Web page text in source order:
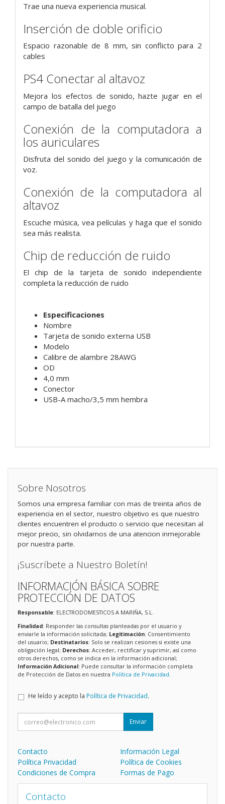
Trae una nueva experiencia musical.
Inserción de doble orificio
Espacio razonable de 8 mm, sin conflicto para 2
cables
PS4 Conectar al altavoz
Mejora los efectos de sonido, hazte jugar en el
campo de batalla del juego
Conexión de la computadora a
los auriculares
Disfruta del sonido del juego y la comunicación de
voz.
Conexión de la computadora al
altavoz
Escuche música, vea películas y haga que el sonido
sea más realista.
Chip de reducción de ruido
El chip de la tarjeta de sonido independiente
completa la reducción de ruido
Especificaciones
Nombre
Tarjeta de sonido externa USB
Modelo
Calibre de alambre 28AWG
OD
4,0 mm
Conector
USB-A macho/3,5 mm hembra
Sobre Nosotros
Somos una empresa familiar con mas de treinta años de
experiencia en el sector, nuestro objetivo es que nuestro
clientes encuentren el producto o servicio que necesitan al
mejor precio, sin olvidarnos de una atencion inmejorable
por nuestra parte.
¡Suscríbete a Nuestro Boletín!
INFORMACIÓN BÁSICA SOBRE
PROTECCIÓN DE DATOS
Responsable: ELECTRODOMESTICOS A MARIÑA, S.L.
Finalidad: Responder las consultas planteadas por el usuario y
enviarle la información solicitada; Legitimación: Consentimiento
del usuario; Destinatarios: Solo se realizan cesiones si existe una
obligación legal; Derechos: Acceder, rectificar y suprimir, así como
otros derechos, como se indica en la información adicional;
Información Adicional: Puede consultar la información completa
de Protección de Datos en nuestra Política de Privacidad
He leído y acepto la Política de Privacidad.
Enviar
Contacto
Información Legal
Política Privacidad
Política de Cookies
Condiciones de Compra
Formas de Pago
Contacto